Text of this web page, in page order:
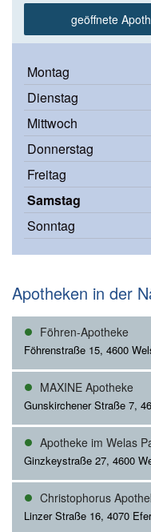
geöffnete
Montag
Dienstag
Mittwoch
Donnerstag
Freitag
Samstag
Sonntag
Apotheken in der
Föhren-Apotheke
Föhrenstraße 15, 4600
MAXINE Apotheke
Gunskirchener Straße 7,
Apotheke im Welas
Ginzkeystraße 27, 4600
Christophorus
Linzer Straße 16, 4070